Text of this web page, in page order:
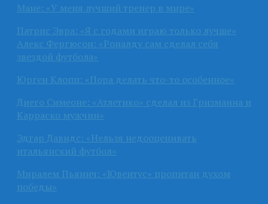
Мане: «У меня лучший тренер в мире»
Патрис Эвра: «Я с годами играю только лучше»
Алекс Фергюсон: «Роналду сам сделал себя
звездой футбола»
Юрген Клопп: «Пора делать что-то особенное»
Диего Симеоне: «Атлетико» сделал из Гризманна и
Карраско мужчин»
Эдгар Давидс: «Нельзя недооценивать
итальянский футбол»
Миралем Пьянич: «Ювентус» пропитан духом
победы»